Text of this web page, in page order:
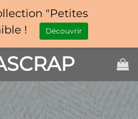
"Petites
!
Découvrir